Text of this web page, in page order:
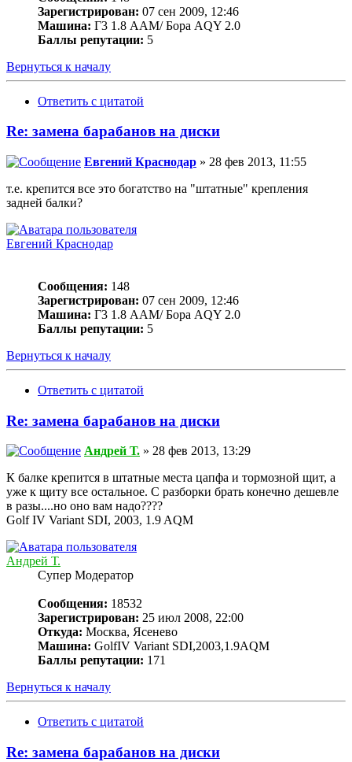
Зарегистрирован: 07 сен 2009, 12:46
Машина: Г3 1.8 ААМ/ Бора АQY 2.0
Баллы репутации: 5
Вернуться к началу
Ответить с цитатой
Re: замена барабанов на диски
Евгений Краснодар » 28 фев 2013, 11:55
т.е. крепится все это богатство на "штатные" крепления
задней балки?
Евгений Краснодар
Сообщения: 148
Зарегистрирован: 07 сен 2009, 12:46
Машина: Г3 1.8 ААМ/ Бора АQY 2.0
Баллы репутации: 5
Вернуться к началу
Ответить с цитатой
Re: замена барабанов на диски
Андрей Т. » 28 фев 2013, 13:29
К балке крепится в штатные места цапфа и тормозной щит, а
уже к щиту все остальное. С разборки брать конечно дешевле
в разы....но оно вам надо????
Golf IV Variant SDI, 2003, 1.9 AQM
Андрей Т.
Супер Модератор
Сообщения: 18532
Зарегистрирован: 25 июл 2008, 22:00
Откуда: Москва, Ясенево
Машина: GolfIV Variant SDI,2003,1.9AQM
Баллы репутации: 171
Вернуться к началу
Ответить с цитатой
Re: замена барабанов на диски